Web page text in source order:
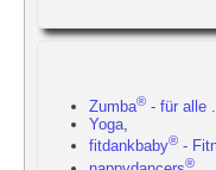
Zumba® - für alle ...
Yoga
fitdankbaby® -
®